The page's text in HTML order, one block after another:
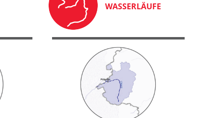
WASSERLÄUFE